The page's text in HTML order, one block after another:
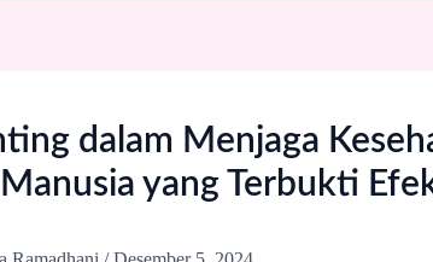
dalam Menjaga
Manusia yang Terbukti